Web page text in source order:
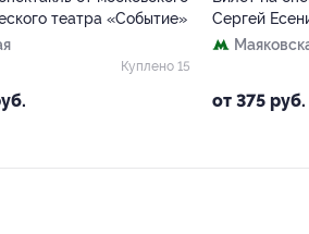
театра «Событие»
Куплено 15
Сергей
от 375 руб.